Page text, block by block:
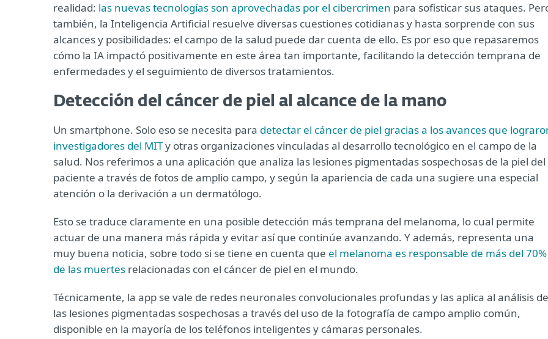
realidad: las nuevas tecnologías son aprovechadas por el cibercrimen para sofisticar sus ataques.
también, la Inteligencia Artificial resuelve diversas cuestiones cotidianas y hasta sorprende con sus
alcances y posibilidades: el campo de la salud puede dar cuenta de ello. Es por eso que repasaremos
cómo la IA impactó positivamente en este área tan importante, facilitando la detección temprana de
enfermedades y el seguimiento de diversos tratamientos.
Detección del cáncer de piel al alcance de la mano
Un smartphone. Solo eso se necesita para detectar el cáncer de piel gracias a los avances que
investigadores del MITy otras organizaciones vinculadas al desarrollo tecnológico en el campo de la
salud. Nos referimos a una aplicación que analiza las lesiones pigmentadas sospechosas de la piel del
paciente a través de fotos de amplio campo, y según la apariencia de cada una sugiere una especial
atención o la derivación a un dermatólogo.
Esto se traduce claramente en una posible detección más temprana del melanoma, lo cual permite
actuar de una manera más rápida y evitar así que continúe avanzando. Y además, representa una
muy buena noticia, sobre todo si se tiene en cuenta que el melanoma es responsable de más del 70%
de las muertes relacionadas con el cáncer de piel en el mundo.
Técnicamente, la app se vale de redes neuronales convolucionales profundas y las aplica al análisis de
las lesiones pigmentadas sospechosas a través del uso de la fotografía de campo amplio común,
disponible en la mayoría de los teléfonos inteligentes y cámaras personales.